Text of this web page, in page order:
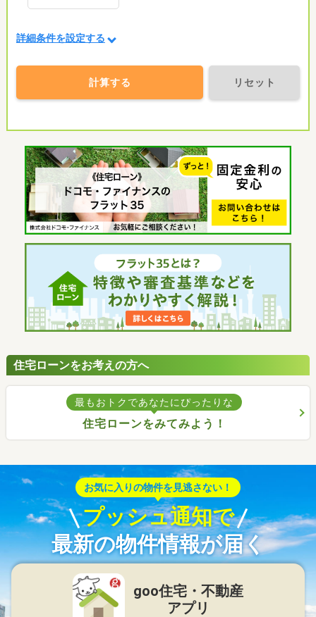
詳細条件を設定する
計算する リセット
住宅ローンをお考えの方へ
最もおトクであなたにぴったりな
住宅ローンをみてみよう！
お気に入りの物件を見逃さない！
プッシュ通知で
最新の物件情報が届く
goo住宅・不動産
アプリ